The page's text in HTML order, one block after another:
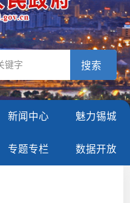
新闻中心 魅力锡城
专题专栏 数据开放